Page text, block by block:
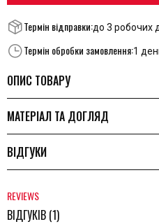
Термін відправки:до 3 робочих
Термін обробки замовлення:1
ОПИС ТОВАРУ
МАТЕРІАЛ ТА ДОГЛЯД
ВІДГУКИ
REVIEWS
ВІДГУКІВ (1)